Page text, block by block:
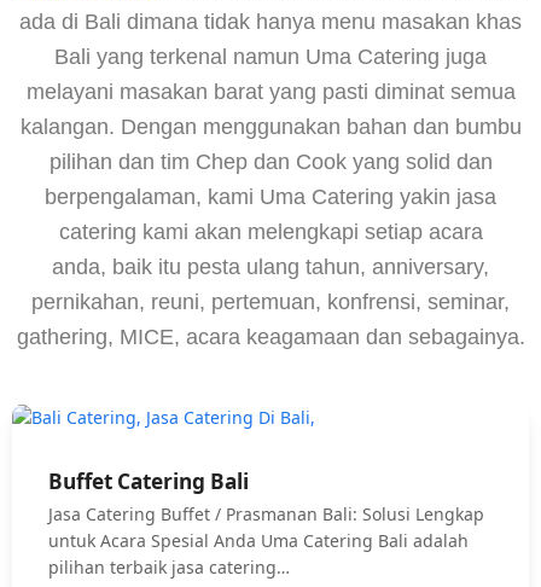
ada di Bali dimana tidak hanya menu masakan khas
Bali yang terkenal namun Uma Catering juga
melayani masakan barat yang pasti diminat semua
kalangan. Dengan menggunakan bahan dan bumbu
pilihan dan tim Chep dan Cook yang solid dan
berpengalaman, kami Uma Catering yakin jasa
catering kami akan melengkapi setiap acara
anda, baik itu pesta ulang tahun, anniversary,
pernikahan, reuni, pertemuan, konfrensi, seminar,
gathering, MICE, acara keagamaan dan sebagainya.
Buffet Catering Bali
Jasa Catering Buffet / Prasmanan Bali: Solusi Lengkap
untuk Acara Spesial Anda Uma Catering Bali adalah
pilihan terbaik jasa catering…